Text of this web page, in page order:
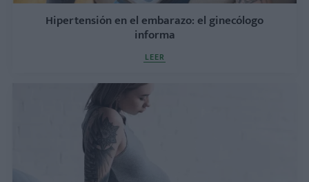
Hipertensión en el embarazo: el ginecólogo
informa
LEER